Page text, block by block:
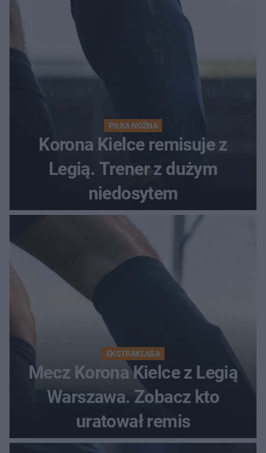
PIŁKA NOŻNA
Korona Kielce remisuje z
Legią. Trener z dużym
niedosytem
EKSTRAKLASA
Mecz Korona Kielce z Legią
Warszawa. Zobacz kto
uratował remis